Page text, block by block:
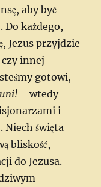
aby być
Do każdego,
Jezus przyjdzie
innej
gotowi,
– wtedy
i
Niech święta
bliskość,
do Jezusa.